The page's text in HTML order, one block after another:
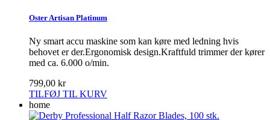
Oster Artisan Platinum
Ny smart accu maskine som kan køre med ledning hvis
behovet er der.Ergonomisk design.Kraftfuld trimmer der kører
med ca. 6.000 o/min.
799,00 kr
TILFØJ TIL KURV
home